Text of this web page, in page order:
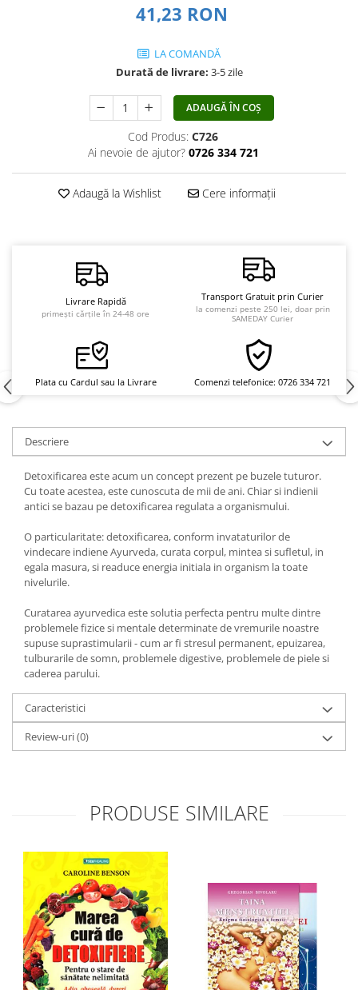
Inspiraţie divină
Viaţa de după moarte
Cristale
Supă de pui pentru suflet
Yoga
Oracol
Spiritualitate şi ştiinţă
Fără categorie
41,23 RON
LA COMANDĂ
Durată de livrare: 3-5 zile
ADAUGĂ ÎN COȘ
Cod Produs: C726
Ai nevoie de ajutor? 0726 334 721
Adaugă la Wishlist Cere informații
Livrare Rapidă
primești cărțile în 24-48 ore
Transport Gratuit prin Curier
la comenzi peste 250 lei, doar prin
SAMEDAY Curier
Plata cu Cardul sau la Livrare Comenzi telefonice: 0726 334 721
Descriere
Detoxificarea este acum un concept prezent pe buzele tuturor.
Cu toate acestea, este cunoscuta de mii de ani. Chiar si indienii
antici se bazau pe detoxificarea regulata a organismului.
O particularitate: detoxificarea, conform invataturilor de
vindecare indiene Ayurveda, curata corpul, mintea si sufletul, in
egala masura, si readuce energia initiala in organism la toate
nivelurile.
Curatarea ayurvedica este solutia perfecta pentru multe dintre
problemele fizice si mentale determinate de vremurile noastre
supuse suprastimularii - cum ar fi stresul permanent, epuizarea,
tulburarile de somn, problemele digestive, problemele de piele si
caderea parului.
Caracteristici
Review-uri(0)
PRODUSE SIMILARE